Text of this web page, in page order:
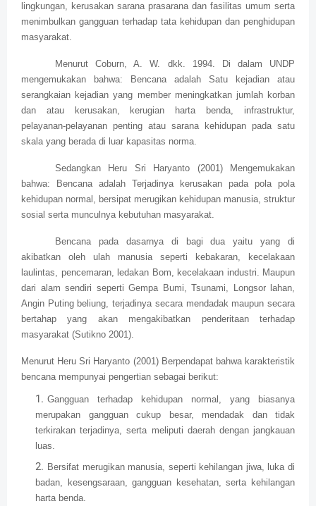
lingkungan, kerusakan sarana prasarana dan fasilitas umum serta
menimbulkan gangguan terhadap tata kehidupan dan penghidupan
masyarakat.
Menurut Coburn, A. W. dkk. 1994. Di dalam UNDP
mengemukakan bahwa: Bencana adalah Satu kejadian atau
serangkaian kejadian yang member meningkatkan jumlah korban
dan atau kerusakan, kerugian harta benda, infrastruktur,
pelayanan-pelayanan penting atau sarana kehidupan pada satu
skala yang berada di luar kapasitas norma.
Sedangkan Heru Sri Haryanto (2001) Mengemukakan
bahwa: Bencana adalah Terjadinya kerusakan pada pola pola
kehidupan normal, bersipat merugikan kehidupan manusia, struktur
sosial serta munculnya kebutuhan masyarakat.
Bencana pada dasarnya di bagi dua yaitu yang di
akibatkan oleh ulah manusia seperti kebakaran, kecelakaan
laulintas, pencemaran, ledakan Bom, kecelakaan industri. Maupun
dari alam sendiri seperti Gempa Bumi, Tsunami, Longsor lahan,
Angin Puting beliung, terjadinya secara mendadak maupun secara
bertahap yang akan mengakibatkan penderitaan terhadap
masyarakat (Sutikno 2001).
Menurut Heru Sri Haryanto (2001) Berpendapat bahwa karakteristik
bencana mempunyai pengertian sebagai berikut:
Gangguan terhadap kehidupan normal, yang biasanya
merupakan gangguan cukup besar, mendadak dan tidak
terkirakan terjadinya, serta meliputi daerah dengan jangkauan
luas.
Bersifat merugikan manusia, seperti kehilangan jiwa, luka di
badan, kesengsaraan, gangguan kesehatan, serta kehilangan
harta benda.